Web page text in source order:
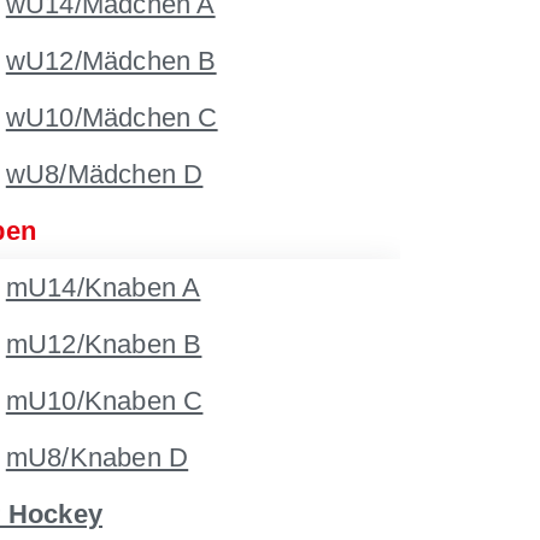
wU12/Mädchen B
wU10/Mädchen C
wU8/Mädchen D
mU14/Knaben A
mU12/Knaben B
mU10/Knaben C
mU8/Knaben D
Hockey